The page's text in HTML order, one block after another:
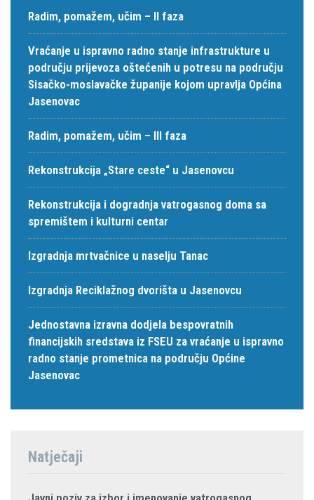
Radim, pomažem, učim – II faza
Vraćanje u ispravno radno stanje infrastrukture u
području prijevoza oštećenih u potresu na području
Sisačko-moslavačke županije kojom upravlja Općina
Jasenovac
Radim, pomažem, učim – III faza
Rekonstrukcija „Stare ceste“ u Jasenovcu
Rekonstrukcija i dogradnja vatrogasnog doma sa
spremištem i kulturni centar
Izgradnja mrtvačnice u naselju Tanac
Izgradnja Reciklažnog dvorišta u Jasenovcu
Jednostavna izravna dodjela bespovratnih
financijskih sredstava iz FSEU za vraćanje u ispravno
radno stanje prometnica na području Općine
Jasenovac
Natječaji